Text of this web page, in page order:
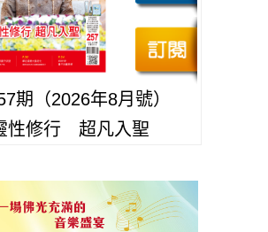
期（2026年8月號）
性修行 超凡入聖